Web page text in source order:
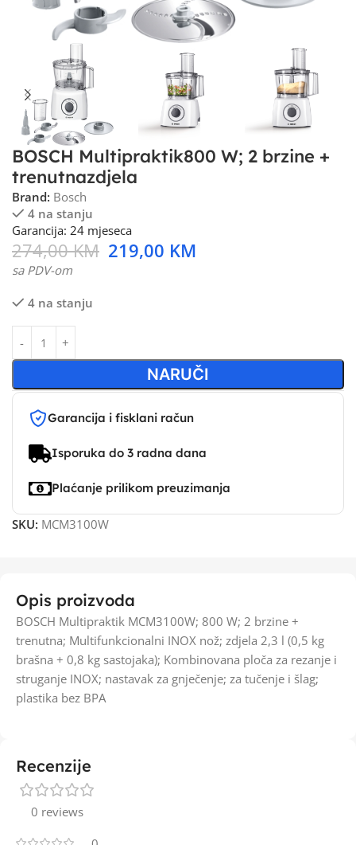
BOSCH Multipraktik800 W; 2 brzine +
trenutnazdjela
Brand: Bosch
4 na stanju
Garancija: 24 mjeseca
274,00KM 219,00 KM
sa PDV-om
4 na stanju
NARUČI
Garancija i fisklani račun
Isporuka do 3 radna dana
Plaćanje prilikom preuzimanja
SKU: MCM3100W
Opis proizvoda
BOSCH Multipraktik MCM3100W; 800 W; 2 brzine +
trenutna; Multifunkcionalni INOX nož; zdjela 2,3 l (0,5 kg
brašna + 0,8 kg sastojaka); Kombinovana ploča za rezanje i
struganje INOX; nastavak za gnječenje; za tučenje i šlag;
plastika bez BPA
Recenzije
0 reviews